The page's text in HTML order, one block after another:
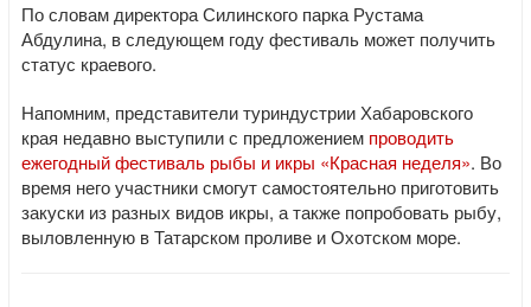
По словам директора Силинского парка Рустама
Абдулина, в следующем году фестиваль может получить
статус краевого.
Напомним, представители туриндустрии Хабаровского
края недавно выступили с предложением проводить
ежегодный фестиваль рыбы и икры «Красная неделя». Во
время него участники смогут самостоятельно приготовить
закуски из разных видов икры, а также попробовать рыбу,
выловленную в Татарском проливе и Охотском море.